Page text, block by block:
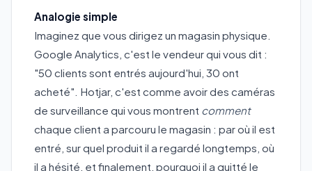
Analogie simple
Imaginez que vous dirigez un magasin physique.
Google Analytics, c'est le vendeur qui vous dit :
"50 clients sont entrés aujourd'hui, 30 ont
acheté". Hotjar, c'est comme avoir des caméras
de surveillance qui vous montrent comment
chaque client a parcouru le magasin : par où il est
entré, sur quel produit il a regardé longtemps, où
il a hésité, et finalement, pourquoi il a quitté le